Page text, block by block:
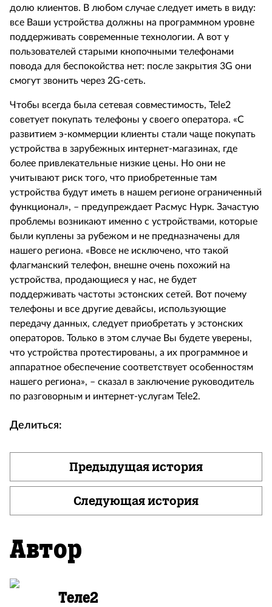
долю клиентов. В любом случае следует иметь в виду:
все Ваши устройства должны на программном уровне
поддерживать современные технологии. А вот у
пользователей старыми кнопочными телефонами
повода для беспокойства нет: после закрытия 3G они
смогут звонить через 2G-сеть.
Чтобы всегда была сетевая совместимость, Tele2
советует покупать телефоны у своего оператора. «С
развитием э-коммерции клиенты стали чаще покупать
устройства в зарубежных интернет-магазинах, где
более привлекательные низкие цены. Но они не
учитывают риск того, что приобретенные там
устройства будут иметь в нашем регионе ограниченный
функционал», – предупреждает Расмус Нурк. Зачастую
проблемы возникают именно с устройствами, которые
были куплены за рубежом и не предназначены для
нашего региона. «Вовсе не исключено, что такой
флагманский телефон, внешне очень похожий на
устройства, продающиеся у нас, не будет
поддерживать частоты эстонских сетей. Вот почему
телефоны и все другие девайсы, использующие
передачу данных, следует приобретать у эстонских
операторов. Только в этом случае Вы будете уверены,
что устройства протестированы, а их программное и
аппаратное обеспечение соответствует особенностям
нашего региона», – сказал в заключение руководитель
по разговорным и интернет-услугам Tele2.
Делиться:
Предыдущая история
Следующая история
Автор
Теле2